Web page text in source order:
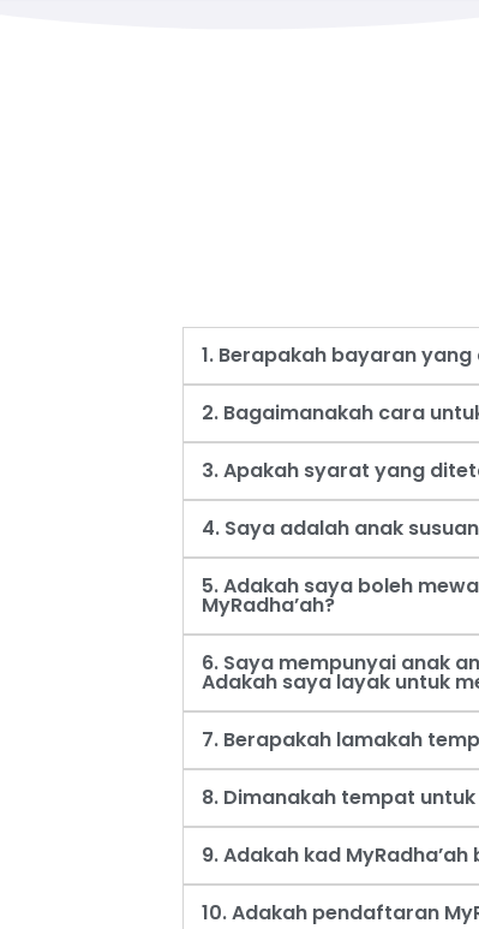
1. Berapakah bayaran
2. Bagaimanakah cara
3. Apakah syarat yang
4. Saya adalah anak
5. Adakah saya boleh
MyRadha’ah?
6. Saya mempunyai anak
Adakah saya layak untuk
7. Berapakah lamakah
8. Dimanakah tempat
9. Adakah kad
10. Adakah pendaftaran